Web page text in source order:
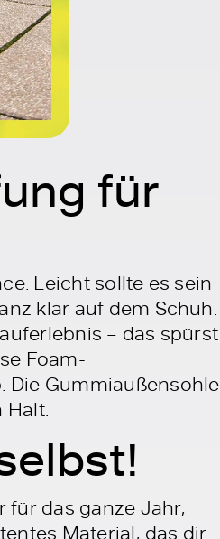
für
Leicht sollte es sein
klar auf dem Schuh.
– das spürst
Foam-
Die Gummiaußensohle
für das ganze Jahr,
Material, das dir